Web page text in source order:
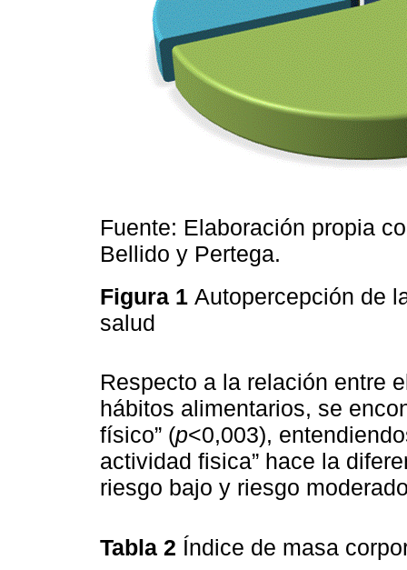
Fuente: Elaboración propia
Bellido y Pertega.
Figura 1 Autopercepción de
salud
Respecto a la relación entre
hábitos alimentarios, se
físico” (p<0,003),
actividad fisica” hace la
riesgo bajo y riesgo
Tabla 2 Índice de masa